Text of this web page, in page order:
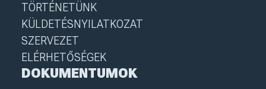
TÖRTÉNETÜNK
KÜLDETÉSNYILATKOZAT
SZERVEZET
ELÉRHETŐSÉGEK
DOKUMENTUMOK